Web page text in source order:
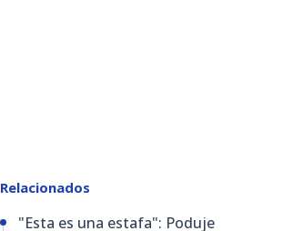
Relacionados
"Esta es una estafa": Poduje